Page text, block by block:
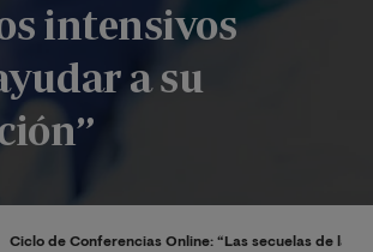
intensivos
a su
Ciclo de Conferencias Online: “Las secuelas de la